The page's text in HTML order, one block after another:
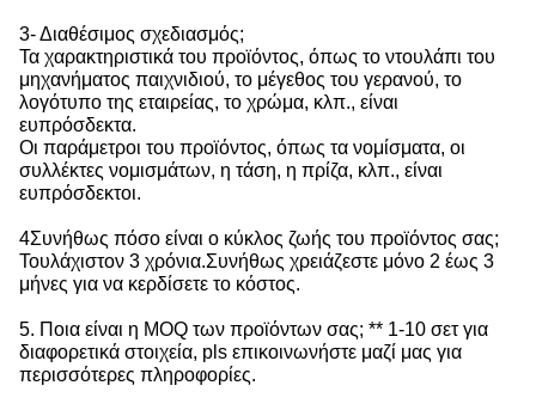
3- Διαθέσιμος σχεδιασμός;
Τα χαρακτηριστικά του προϊόντος, όπως το ντουλάπι του
μηχανήματος παιχνιδιού, το μέγεθος του γερανού, το
λογότυπο της εταιρείας, το χρώμα, κλπ., είναι
ευπρόσδεκτα.
Οι παράμετροι του προϊόντος, όπως τα νομίσματα, οι
συλλέκτες νομισμάτων, η τάση, η πρίζα, κλπ., είναι
ευπρόσδεκτοι.
4Συνήθως πόσο είναι ο κύκλος ζωής του προϊόντος σας;
Τουλάχιστον 3 χρόνια.Συνήθως χρειάζεστε μόνο 2 έως 3
μήνες για να κερδίσετε το κόστος.
5. Ποια είναι η MOQ των προϊόντων σας; ** 1-10 σετ για
διαφορετικά στοιχεία, pls επικοινωνήστε μαζί μας για
περισσότερες πληροφορίες.